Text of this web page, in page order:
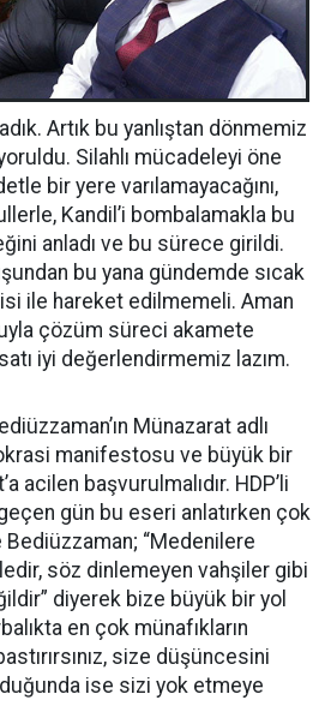
Artık bu yanlıştan dönmemiz
Silahlı mücadeleyi öne
bir yere varılamayacağını,
Kandil’i bombalamakla bu
anladı ve bu sürece girildi.
bu yana gündemde sıcak
ile hareket edilmemeli. Aman
çözüm süreci akamete
iyi değerlendirmemiz lazım.
Münazarat adlı
manifestosu ve büyük bir
acilen başvurulmalıdır. HDP’li
gün bu eseri anlatırken çok
“Medenilere
söz dinlemeyen vahşiler gibi
diyerek bize büyük bir yol
en çok münafıkların
bastırırsınız, size düşüncesini
ise sizi yok etmeye